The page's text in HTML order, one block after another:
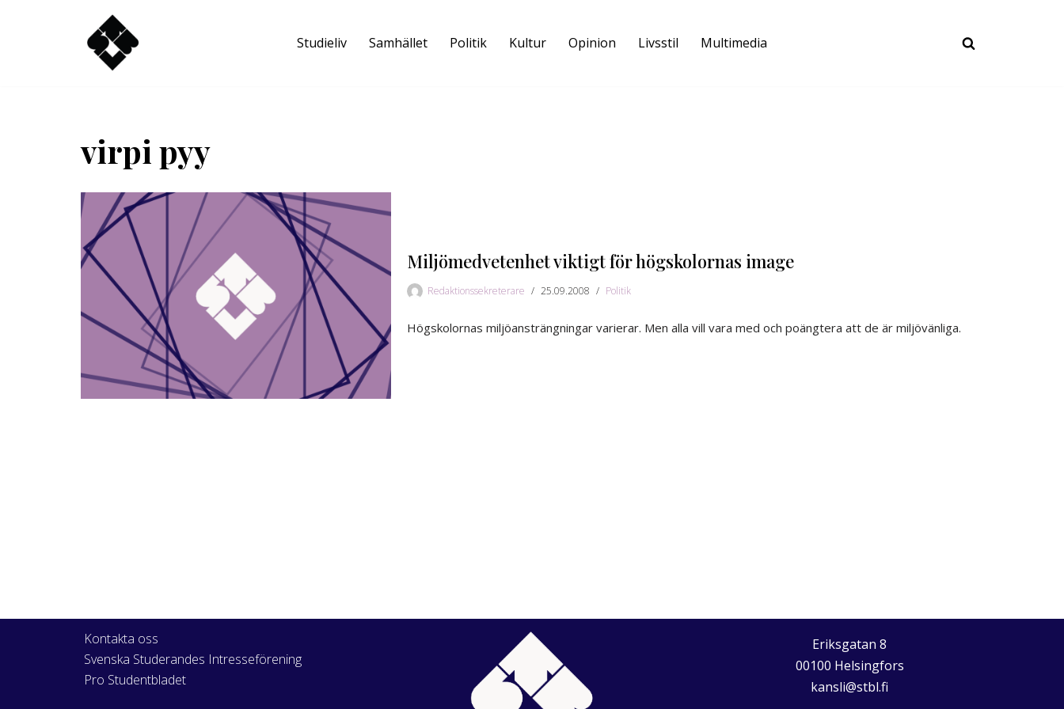
Studieliv Samhället Politik Kultur Opinion Livsstil Multimedia
virpi pyy
Miljömedvetenhet viktigt för högskolornas image
Redaktionssekreterare 25.09.2008 Politik
Högskolornas miljöansträngningar varierar. Men alla vill vara med och poängtera att de är miljövänliga.
Kontakta oss
Svenska Studerandes Intresseförening
Pro Studentbladet
Eriksgatan 8
00100 Helsingfors
kansli@stbl.fi